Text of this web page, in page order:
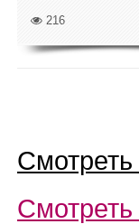
216
Смотреть
Смотреть